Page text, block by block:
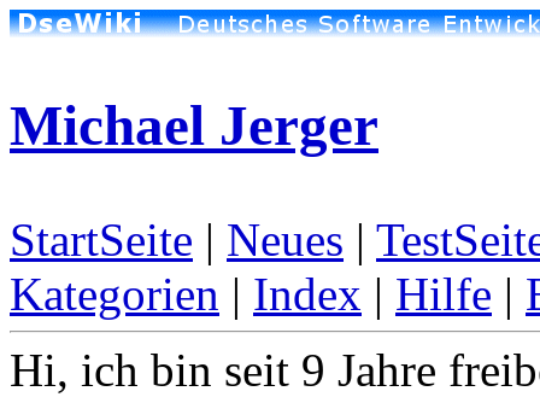
Michael Jerger
StartSeite | Neues |
Kategorien | Index | Hilfe |
Hi, ich bin seit 9 Jahre